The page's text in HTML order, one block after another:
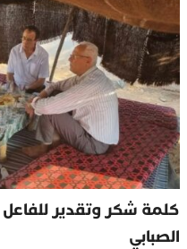
كلمة شكر وتقدير
الصبابي